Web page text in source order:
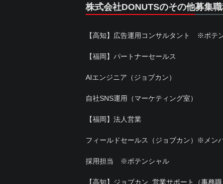
株式会社DONUTSのその他募集
【高知】広告運用コンサルタント ※ポテ
【福岡】パートナーセールス
AIエンジニア（ジョブカン）
自社SNS運用（マーケティング室）
【福岡】法人営業
フィールドセールス（ジョブカン）※メン
採用担当 ※ポテンシャル
【高知】ジョブカン_営業サポート（事務